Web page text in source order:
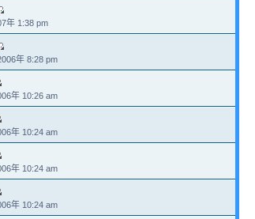
年 1:38 pm
年 8:28 pm
年 10:26 am
年 10:24 am
年 10:24 am
年 10:24 am